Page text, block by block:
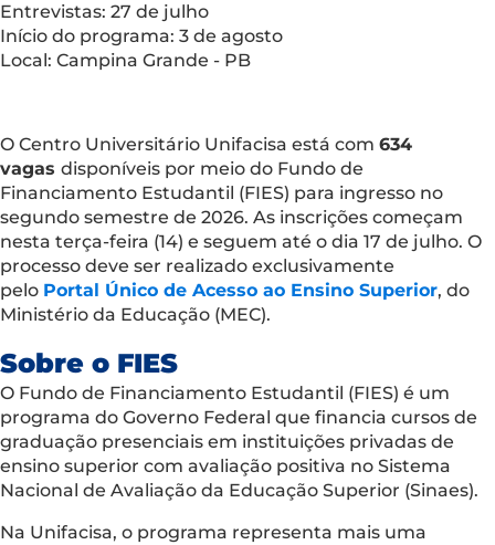
Entrevistas: 27 de julho
Início do programa: 3 de agosto
Local: Campina Grande - PB
O Centro Universitário Unifacisa está com 634
vagas disponíveis por meio do Fundo de
Financiamento Estudantil (FIES) para ingresso no
segundo semestre de 2026. As inscrições começam
nesta terça-feira (14) e seguem até o dia 17 de julho. O
processo deve ser realizado exclusivamente
pelo Portal Único de Acesso ao Ensino Superior, do
Ministério da Educação (MEC).
Sobre o FIES
O Fundo de Financiamento Estudantil (FIES) é um
programa do Governo Federal que financia cursos de
graduação presenciais em instituições privadas de
ensino superior com avaliação positiva no Sistema
Nacional de Avaliação da Educação Superior (Sinaes).
Na Unifacisa, o programa representa mais uma